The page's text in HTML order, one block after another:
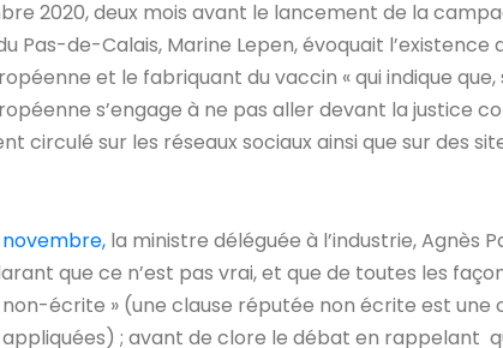
2020, deux mois avant le lancement de la
Pas-de-Calais, Marine Lepen, évoquait
et le fabriquant du vaccin « qui indique
s’engage à ne pas aller devant la justice
circulé sur les réseaux sociaux ainsi que sur des
novembre, la ministre déléguée à l’industrie, Agnès
que ce n’est pas vrai, et que de toutes les
écrite » (une clause réputée non écrite est une
; avant de clore le débat en rappelant